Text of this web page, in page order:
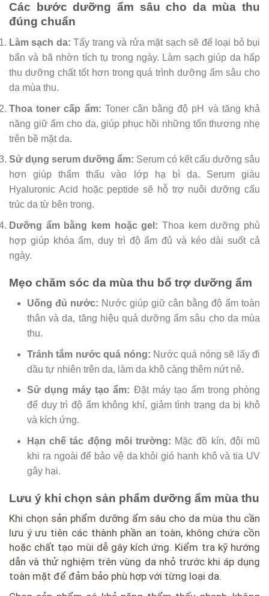
Các bước dưỡng ẩm sâu cho da mùa thu
đúng chuẩn
Làm sạch da: Tẩy trang và rửa mặt sạch sẽ để loại bỏ bụi
bẩn và bã nhờn tích tụ trong ngày. Làm sạch giúp da hấp
thu dưỡng chất tốt hơn trong quá trình dưỡng ẩm sâu cho
da mùa thu.
Thoa toner cấp ẩm: Toner cân bằng độ pH và tăng khả
năng giữ ẩm cho da, giúp phục hồi những tổn thương nhẹ
trên bề mặt da.
Sử dụng serum dưỡng ẩm: Serum có kết cấu dưỡng sâu
hơn giúp thẩm thấu vào lớp hạ bì da. Serum giàu
Hyaluronic Acid hoặc peptide sẽ hỗ trợ nuôi dưỡng cấu
trúc da từ bên trong.
Dưỡng ẩm bằng kem hoặc gel: Thoa kem dưỡng phù
hợp giúp khóa ẩm, duy trì độ ẩm đủ và kéo dài suốt cả
ngày.
Mẹo chăm sóc da mùa thu bổ trợ dưỡng ẩm
Uống đủ nước: Nước giúp giữ cân bằng độ ẩm toàn
thân và da, tăng hiệu quả dưỡng ẩm sâu cho da mùa
thu.
Tránh tắm nước quá nóng: Nước quá nóng sẽ lấy đi
dầu tự nhiên trên da, làm da khô càng thêm nứt nẻ.
Sử dụng máy tạo ẩm: Đặt máy tạo ẩm trong phòng
để duy trì độ ẩm không khí, giảm tình trạng da bị khô
và kích ứng.
Hạn chế tác động môi trường: Mặc đồ kín, đội mũ
khi ra ngoài để bảo vệ da khỏi gió hanh khô và tia UV
gây hại.
Lưu ý khi chọn sản phẩm dưỡng ẩm mùa thu
Khi chọn sản phẩm dưỡng ẩm sâu cho da mùa thu cần
lưu ý ưu tiên các thành phần an toàn, không chứa cồn
hoặc chất tạo mùi dễ gây kích ứng. Kiểm tra kỹ hướng
dẫn và thử nghiệm trên vùng da nhỏ trước khi áp dụng
toàn mặt để đảm bảo phù hợp với từng loại da.